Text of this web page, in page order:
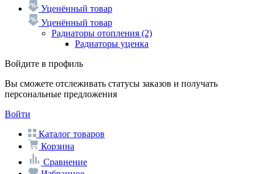
Уценённый товар
Уценённый товар
Радиаторы отопления (2)
Радиаторы уценка
Войдите в профиль
Вы сможете отслеживать статусы заказов и получать
персональные предложения
Войти
Каталог товаров
Корзина
Сравнение